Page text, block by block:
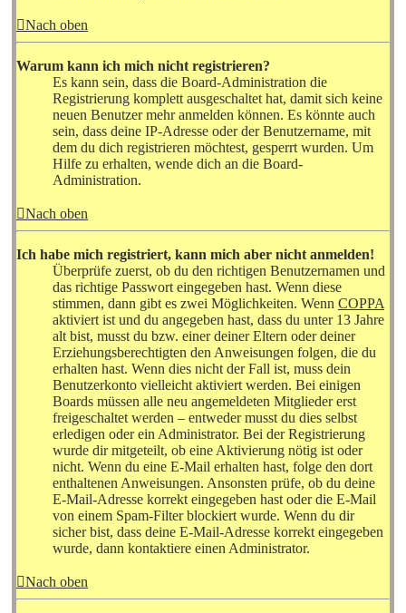
Nach oben
Warum kann ich mich nicht registrieren?
Es kann sein, dass die Board-Administration die
Registrierung komplett ausgeschaltet hat, damit sich keine
neuen Benutzer mehr anmelden können. Es könnte auch
sein, dass deine IP-Adresse oder der Benutzername, mit
dem du dich registrieren möchtest, gesperrt wurden. Um
Hilfe zu erhalten, wende dich an die Board-
Administration.
Nach oben
Ich habe mich registriert, kann mich aber nicht anmelden!
Überprüfe zuerst, ob du den richtigen Benutzernamen und
das richtige Passwort eingegeben hast. Wenn diese
stimmen, dann gibt es zwei Möglichkeiten. Wenn COPPA
aktiviert ist und du angegeben hast, dass du unter 13 Jahre
alt bist, musst du bzw. einer deiner Eltern oder deiner
Erziehungsberechtigten den Anweisungen folgen, die du
erhalten hast. Wenn dies nicht der Fall ist, muss dein
Benutzerkonto vielleicht aktiviert werden. Bei einigen
Boards müssen alle neu angemeldeten Mitglieder erst
freigeschaltet werden – entweder musst du dies selbst
erledigen oder ein Administrator. Bei der Registrierung
wurde dir mitgeteilt, ob eine Aktivierung nötig ist oder
nicht. Wenn du eine E-Mail erhalten hast, folge den dort
enthaltenen Anweisungen. Ansonsten prüfe, ob du deine
E-Mail-Adresse korrekt eingegeben hast oder die E-Mail
von einem Spam-Filter blockiert wurde. Wenn du dir
sicher bist, dass deine E-Mail-Adresse korrekt eingegeben
wurde, dann kontaktiere einen Administrator.
Nach oben